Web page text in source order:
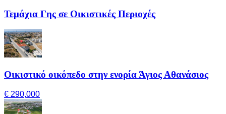
Τεμάχια Γης σε Οικιστικές Περιοχές
Οικιστικό οικόπεδο στην ενορία Άγιος Αθανάσιος
€ 290,000